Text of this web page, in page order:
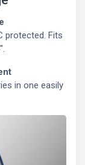
protected. Fits
in one easily